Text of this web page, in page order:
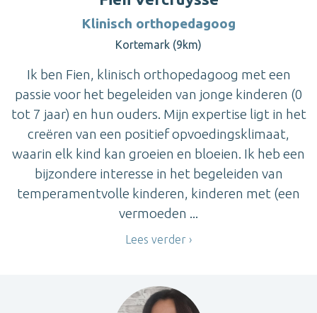
Klinisch orthopedagoog
Kortemark (9km)
Ik ben Fien, klinisch orthopedagoog met een
passie voor het begeleiden van jonge kinderen (0
tot 7 jaar) en hun ouders. Mijn expertise ligt in het
creëren van een positief opvoedingsklimaat,
waarin elk kind kan groeien en bloeien. Ik heb een
bijzondere interesse in het begeleiden van
temperamentvolle kinderen, kinderen met (een
vermoeden ...
Lees verder